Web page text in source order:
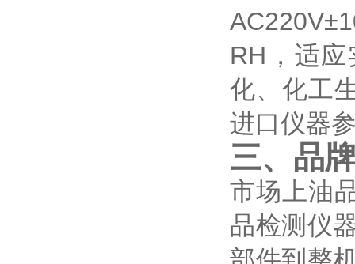
RH，适
化、化工
进口仪器
三、品
市场上油
品检测仪